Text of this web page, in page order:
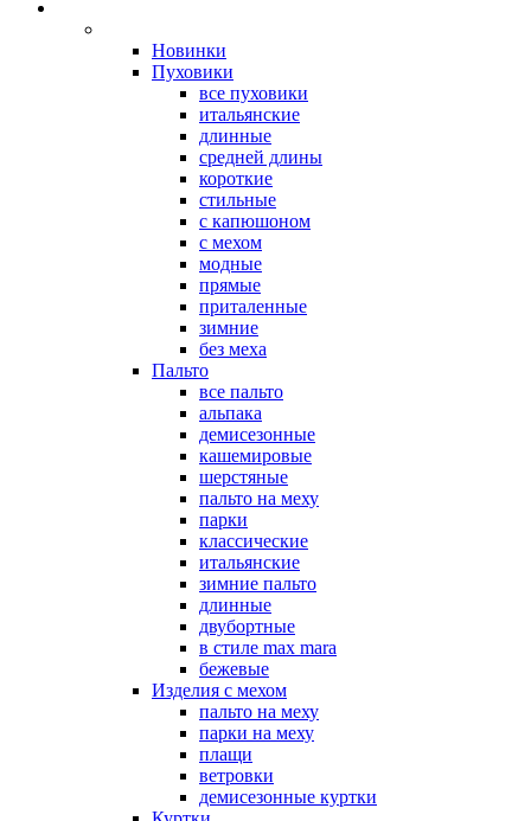
Новинки
Пуховики
все пуховики
итальянские
длинные
средней длины
короткие
стильные
с капюшоном
с мехом
модные
прямые
приталенные
зимние
без меха
Пальто
все пальто
альпака
демисезонные
кашемировые
шерстяные
пальто на меху
парки
классические
итальянские
зимние пальто
длинные
двубортные
в стиле max mara
бежевые
Изделия с мехом
пальто на меху
парки на меху
плащи
ветровки
демисезонные куртки